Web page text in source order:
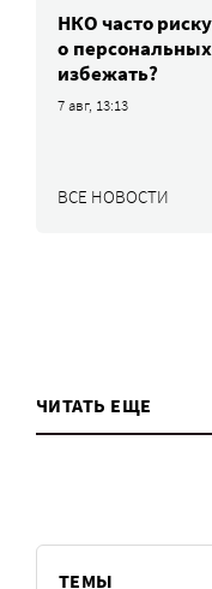
НКО часто
о
избежать?
7 авг, 13:13
ВСЕ НОВОСТИ
ЧИТАТЬ ЕЩЕ
ТЕМЫ